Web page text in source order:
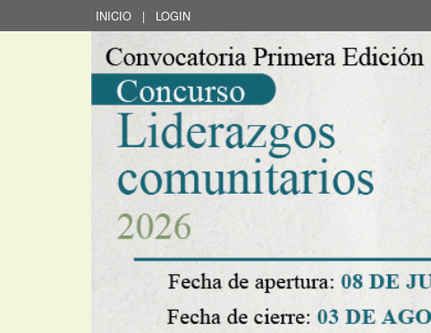
INICIO | LOGIN